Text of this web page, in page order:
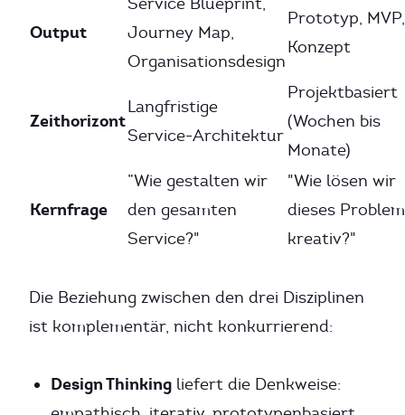
Output
Journey Map,
Organisationsdesign
Prototyp, MVP,
Konzept
Zeithorizont
Langfristige
Service-Architektur
Projektbasiert
(Wochen bis
Monate)
Kernfrage
”Wie gestalten wir
den gesamten
Service?"
"Wie lösen wir
dieses Problem
kreativ?"
Die Beziehung zwischen den drei Disziplinen
ist komplementär, nicht konkurrierend:
Design Thinking liefert die Denkweise: